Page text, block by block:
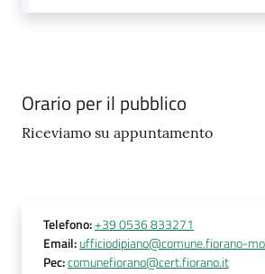
Orario per il pubblico
Riceviamo su appuntamento
Telefono:+39 0536 833271
Email:ufficiodipiano@comune.fiorano-
Pec:comunefiorano@cert.fiorano.it